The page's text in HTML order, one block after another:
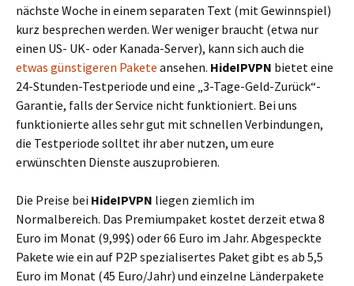
nächste Woche in einem separaten Text (mit Gewinnspiel)
kurz besprechen werden. Wer weniger braucht (etwa nur
einen US- UK- oder Kanada-Server), kann sich auch die
etwas günstigeren Pakete ansehen. HideIPVPN bietet eine
24-Stunden-Testperiode und eine „3-Tage-Geld-Zurück“-
Garantie, falls der Service nicht funktioniert. Bei uns
funktionierte alles sehr gut mit schnellen Verbindungen,
die Testperiode solltet ihr aber nutzen, um eure
erwünschten Dienste auszuprobieren.
Die Preise bei HideIPVPN liegen ziemlich im
Normalbereich. Das Premiumpaket kostet derzeit etwa 8
Euro im Monat (9,99$) oder 66 Euro im Jahr. Abgespeckte
Pakete wie ein auf P2P spezialisertes Paket gibt es ab 5,5
Euro im Monat (45 Euro/Jahr) und einzelne Länderpakete